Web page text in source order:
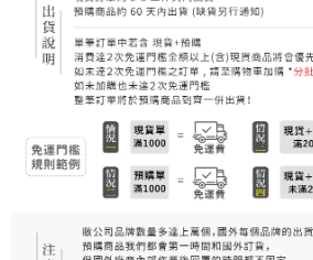
每筆NT$80，滿NT$999(含以上)免運費
7-11取貨付款
每筆NT$80，滿NT$999(含以上)免運費
7-11純取貨 (先付款
每筆NT$80，滿NT$999(含以上)免運費
每筆NT$100，滿NT$999(含以上)免運費